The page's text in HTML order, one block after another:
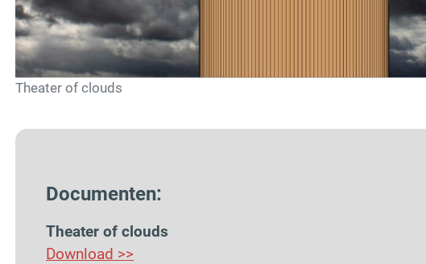
Theater of clouds
Documenten:
Theater of clouds
Download >>